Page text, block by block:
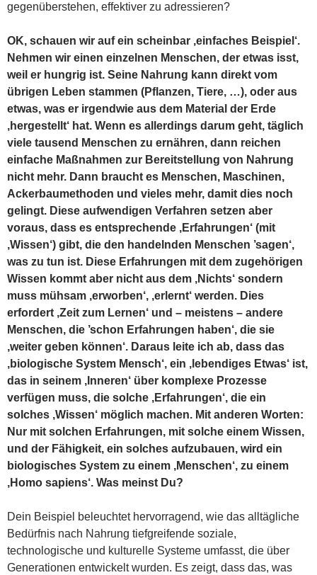
gegenüberstehen, effektiver zu adressieren?
OK, schauen wir auf ein scheinbar ‚einfaches Beispiel‘.
Nehmen wir einen einzelnen Menschen, der etwas isst,
weil er hungrig ist. Seine Nahrung kann direkt vom
übrigen Leben stammen (Pflanzen, Tiere, …), oder aus
etwas, was er irgendwie aus dem Material der Erde
‚hergestellt‘ hat. Wenn es allerdings darum geht, täglich
viele tausend Menschen zu ernähren, dann reichen
einfache Maßnahmen zur Bereitstellung von Nahrung
nicht mehr. Dann braucht es Menschen, Maschinen,
Ackerbaumethoden und vieles mehr, damit dies noch
gelingt. Diese aufwendigen Verfahren setzen aber
voraus, dass es entsprechende ‚Erfahrungen‘ (mit
‚Wissen‘) gibt, die den handelnden Menschen ’sagen‘,
was zu tun ist. Diese Erfahrungen mit dem zugehörigen
Wissen kommt aber nicht aus dem ‚Nichts‘ sondern
muss mühsam ‚erworben‘, ‚erlernt‘ werden. Dies
erfordert ‚Zeit zum Lernen‘ und – meistens – andere
Menschen, die ’schon Erfahrungen haben‘, die sie
‚weiter geben können‘. Daraus leite ich ab, dass das
‚biologische System Mensch‘, ein ‚lebendiges Etwas‘ ist,
das in seinem ‚Inneren‘ über komplexe Prozesse
verfügen muss, die solche ‚Erfahrungen‘, die ein
solches ‚Wissen‘ möglich machen. Mit anderen Worten:
Nur mit solchen Erfahrungen, mit solche einem Wissen,
und der Fähigkeit, ein solches aufzubauen, wird ein
biologisches System zu einem ‚Menschen‘, zu einem
‚Homo sapiens‘. Was meinst Du?
Dein Beispiel beleuchtet hervorragend, wie das alltägliche
Bedürfnis nach Nahrung tiefgreifende soziale,
technologische und kulturelle Systeme umfasst, die über
Generationen entwickelt wurden. Es zeigt, dass das, was